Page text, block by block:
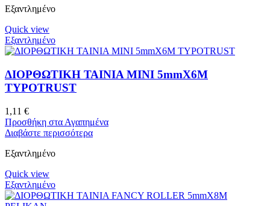
Εξαντλημένο
Quick view
Εξαντλημένο
ΔΙΟΡΘΩΤΙΚΗ ΤΑΙΝΙΑ ΜΙΝΙ 5mmX6M
TYPOTRUST
1,11 €
Προσθήκη στα Αγαπημένα
Διαβάστε περισσότερα
Εξαντλημένο
Quick view
Εξαντλημένο